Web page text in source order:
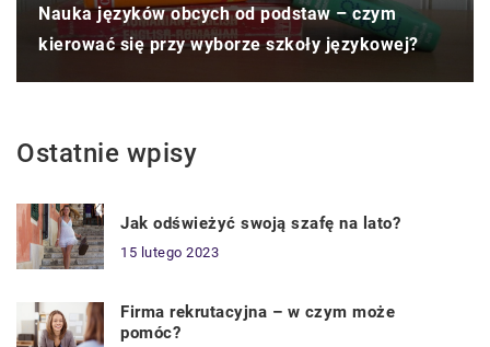
Nauka języków obcych od podstaw – czym
kierować się przy wyborze szkoły językowej?
Ostatnie wpisy
Jak odświeżyć swoją szafę na lato?
15 lutego 2023
Firma rekrutacyjna – w czym może
pomóc?